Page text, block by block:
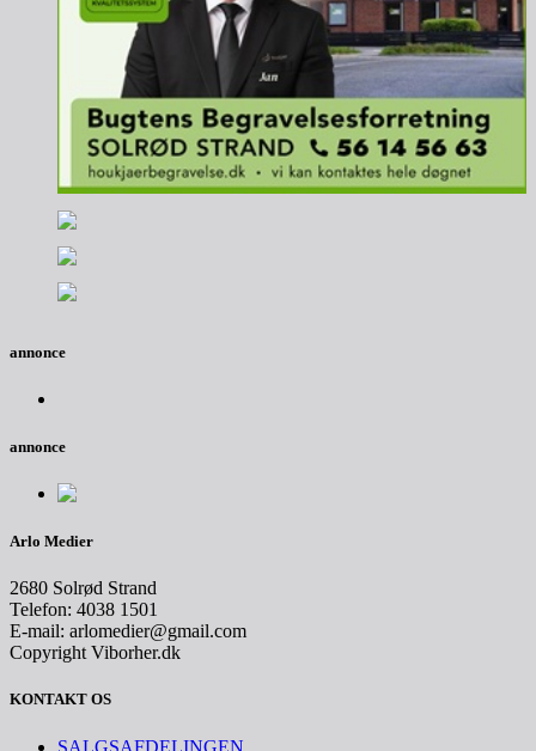
annonce
annonce
Arlo Medier
2680 Solrød Strand
Telefon: 4038 1501
E-mail: arlomedier@gmail.com
Copyright Viborher.dk
KONTAKT OS
SALGSAFDELINGEN